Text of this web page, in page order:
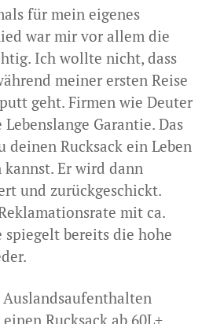
für mein eigenes
war mir vor allem die
Ich wollte nicht, dass
meiner ersten Reise
geht. Firmen wie Deuter
Lebenslange Garantie. Das
deinen Rucksack ein Leben
Er wird dann
und zurückgeschickt.
mit ca.
spiegelt bereits die hohe
Rucksack ab 60L+